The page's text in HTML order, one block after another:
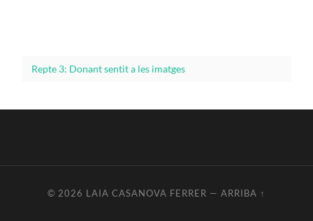
Repte 3: Donant sentit a les imatges
© 2026 LAIA CASANOVA FERRER — ARRIBA ↑